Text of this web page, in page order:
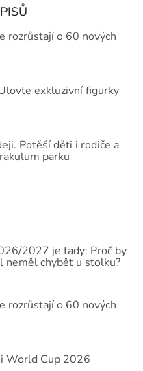
rozrůstají o 60 nových
exkluzivní figurky
Potěší děti i rodiče a
parku
2027 je tady: Proč by
neměl chybět u stolku?
rozrůstají o 60 nových
World Cup 2026